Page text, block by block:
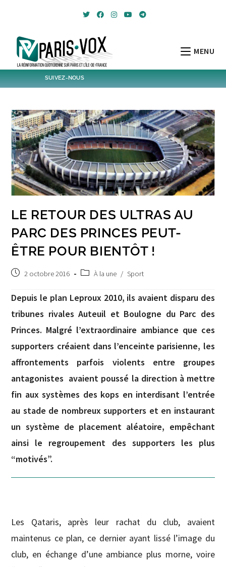
MENU
SUIVEZ-NOUS
Twitter
Post 6,539 Post
LE RETOUR DES ULTRAS AU
PARC DES PRINCES PEUT-
ÊTRE POUR BIENTÔT !
Publication
2 octobre 2016
PostÀ la une / Sport
Depuis le plan Leproux 2010, ils avaient disparu des
tribunes rivales Auteuil et Boulogne du Parc des
Princes. Malgré l’extraordinaire ambiance que ces
supporters créaient dans l’enceinte parisienne, les
affrontements parfois violents entre groupes
antagonistes avaient poussé la direction à mettre
fin aux systèmes des kops en interdisant l’entrée
au stade de nombreux supporters et en instaurant
un système de placement aléatoire, empêchant
ainsi le regroupement des supporters les plus
“motivés”.
Les Qataris, après leur rachat du club, avaient
maintenus ce plan, ce dernier ayant lissé l’image du
club, en échange d’une ambiance plus morne, voire